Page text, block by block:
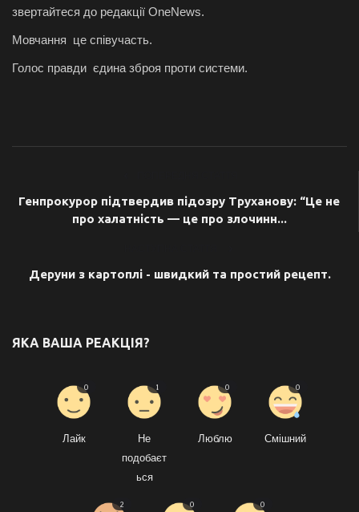
звертайтеся до редакції OneNews.
Мовчання це співучасть.
Голос правди єдина зброя проти системи.
Генпрокурор підтвердив підозру Труханову: “Це не
про халатність — це про злочинн...
Деруни з картоплі - швидкий та простий рецепт.
ЯКА ВАША РЕАКЦІЯ?
Лайк
0
Не
подобаєт
ься
1
Люблю
0
Смішний
0
2 0 0